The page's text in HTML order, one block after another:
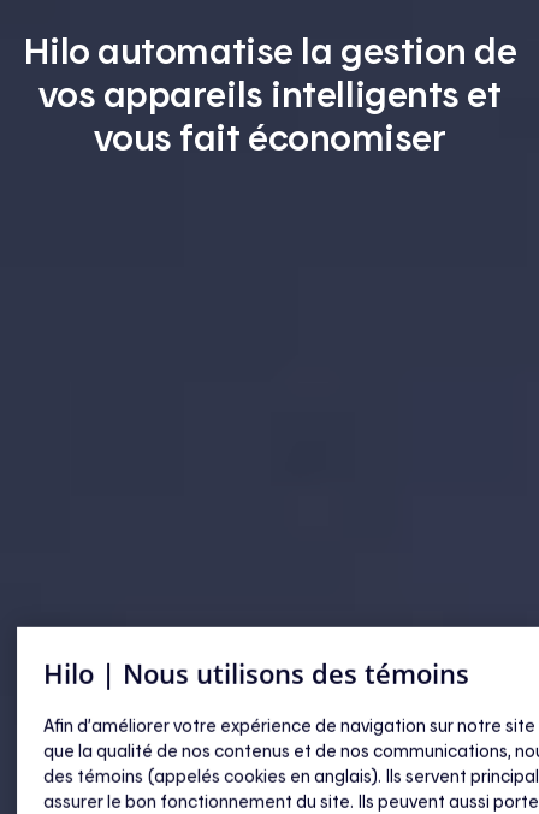
Hilo automatise la gestion de
vos appareils intelligents et
vous fait économiser
Hilo | Nous utilisons des témoins
Afin d’améliorer votre expérience de navigation sur notre site
que la qualité de nos contenus et de nos communications,
des témoins (appelés cookies en anglais). Ils servent
assurer le bon fonctionnement du site. Ils peuvent aussi